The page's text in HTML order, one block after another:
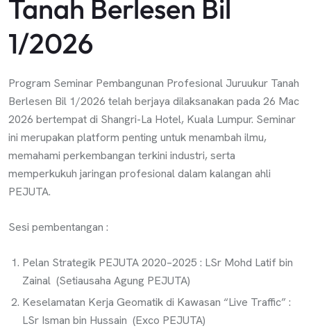
Tanah Berlesen Bil
1/2026
Program Seminar Pembangunan Profesional Juruukur Tanah
Berlesen Bil 1/2026 telah berjaya dilaksanakan pada 26 Mac
2026 bertempat di Shangri-La Hotel, Kuala Lumpur. Seminar
ini merupakan platform penting untuk menambah ilmu,
memahami perkembangan terkini industri, serta
memperkukuh jaringan profesional dalam kalangan ahli
PEJUTA.
Sesi pembentangan :
Pelan Strategik PEJUTA 2020–2025 : LSr Mohd Latif bin
Zainal (Setiausaha Agung PEJUTA)
Keselamatan Kerja Geomatik di Kawasan “Live Traffic” :
LSr Isman bin Hussain (Exco PEJUTA)